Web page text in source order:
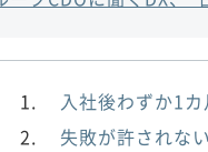
入社後わずか1
失敗が許されな